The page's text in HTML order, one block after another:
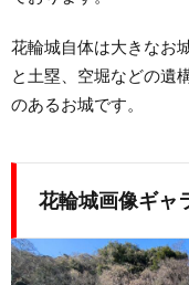
花輪城自体は大きなお
と土塁、空堀などの遺
のあるお城です。
花輪城画像ギャ